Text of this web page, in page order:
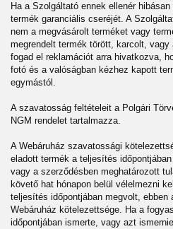
Ha a Szolgáltató ennek ellenér
termék garanciális cseréjét. A
nem a megvásárolt terméket vagy
megrendelt termék törött, karcolt,
fogad el reklamációt arra hivatkozva,
fotó és a valóságban kézhez kapott
egymástól.
A szavatosság feltételeit a Polgári
NGM rendelet tartalmazza.
A Webáruház szavatossági
eladott termék a teljesítés
vagy a szerződésben meghatározott
követő hat hónapon belül vélelmezni
teljesítés időpontjában megvolt,
Webáruház kötelezettsége. Ha a
időpontjában ismerte, vagy azt